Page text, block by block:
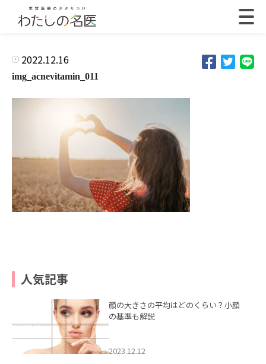
2022.12.16
img_acnevitamin_011
人気記事
顔の大きさの平均はどのくらい？小顔
の基準も解説
2023.12.12